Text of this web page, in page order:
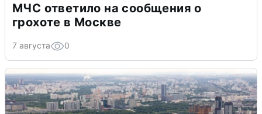
МЧС ответило на сообщения о
грохоте в Москве
7 августа 0